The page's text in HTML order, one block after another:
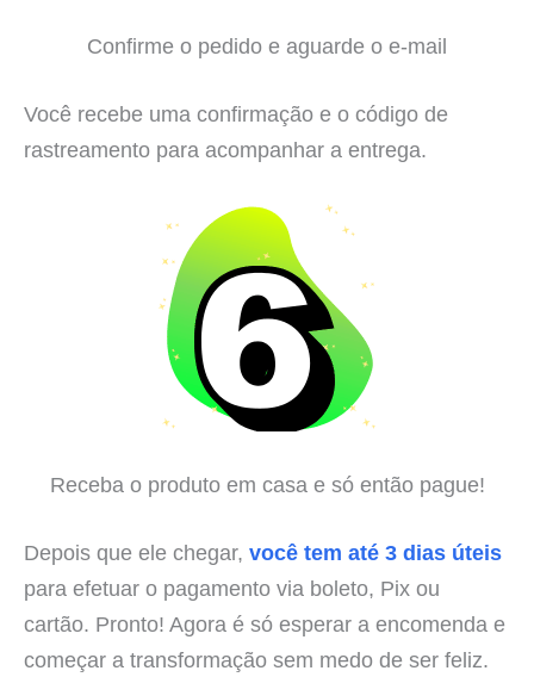
Confirme o pedido e aguarde o e-mail
Você recebe uma confirmação e o código de
rastreamento para acompanhar a entrega.
Receba o produto em casa e só então pague!
Depois que ele chegar, você tem até 3 dias úteis
para efetuar o pagamento via boleto, Pix ou
cartão. Pronto! Agora é só esperar a encomenda e
começar a transformação sem medo de ser feliz.